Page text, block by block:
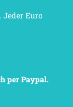
Euro
per Paypal.